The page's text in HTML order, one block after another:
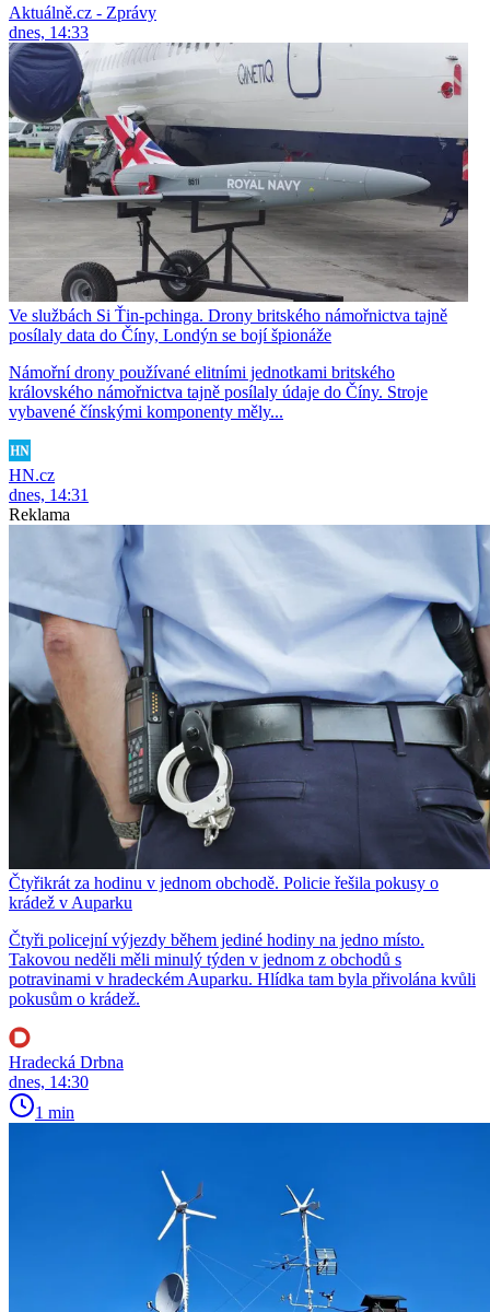
Aktuálně.cz - Zprávy
dnes, 14:33
Ve službách Si Ťin-pchinga. Drony britského námořnictva tajně
posílaly data do Číny, Londýn se bojí špionáže
Námořní drony používané elitními jednotkami britského
královského námořnictva tajně posílaly údaje do Číny. Stroje
vybavené čínskými komponenty měly...
HN.cz
dnes, 14:31
Reklama
Čtyřikrát za hodinu v jednom obchodě. Policie řešila pokusy o
krádež v Auparku
Čtyři policejní výjezdy během jediné hodiny na jedno místo.
Takovou neděli měli minulý týden v jednom z obchodů s
potravinami v hradeckém Auparku. Hlídka tam byla přivolána kvůli
pokusům o krádež.
Hradecká Drbna
dnes, 14:30
1 min